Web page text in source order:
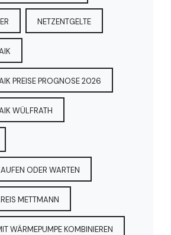
NETZENTGELTE
PREISE PROGNOSE 2026
WÜLFRATH
ODER WARTEN
METTMANN
WÄRMEPUMPE KOMBINIEREN